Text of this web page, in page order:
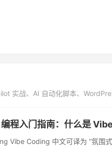
实战、AI 自动化脚本、
程入门指南：什么是
Vibe Coding 中文可译为 “氛围